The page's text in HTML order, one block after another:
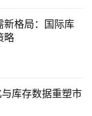
新格局：国际库
略
库存数据重塑市